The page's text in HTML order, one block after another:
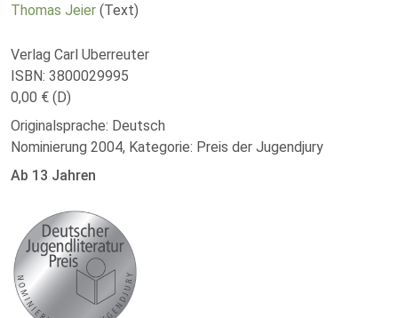
Thomas Jeier (Text)
Verlag Carl Uberreuter
ISBN: 3800029995
0,00 € (D)
Originalsprache: Deutsch
Nominierung 2004, Kategorie: Preis der Jugendjury
Ab 13 Jahren